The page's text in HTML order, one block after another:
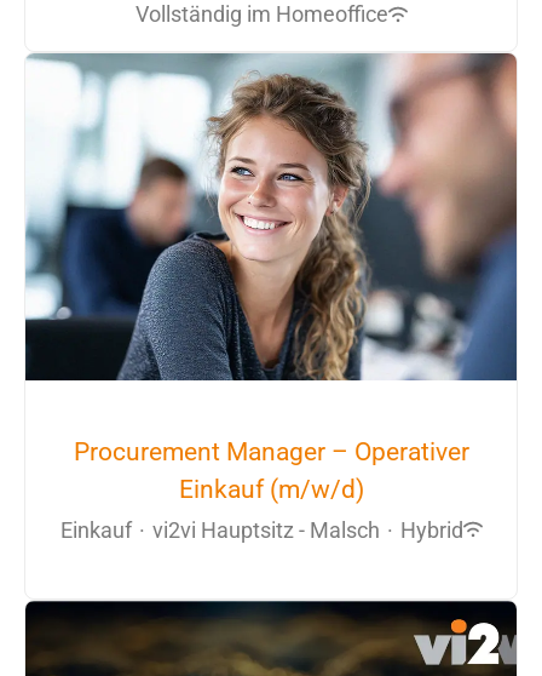
Vollständig im Homeoffice
Procurement Manager – Operativer
Einkauf (m/w/d)
Einkauf · vi2vi Hauptsitz - Malsch · Hybrid